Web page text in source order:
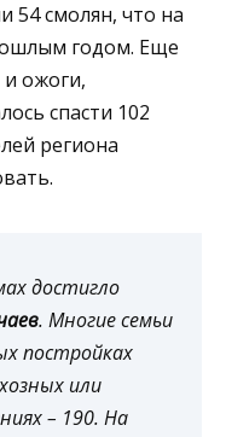
54 смолян, что на
годом. Еще
ожоги,
спасти 102
региона
достигло
. Многие семьи
постройках
или
– 190. На